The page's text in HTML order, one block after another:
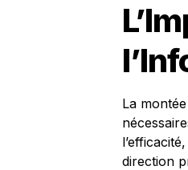
La
direction